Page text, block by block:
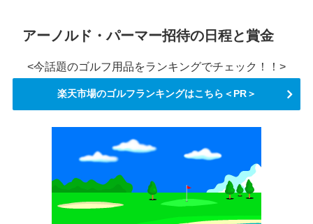
アーノルド・パーマー招待の日程と賞金
<今話題のゴルフ用品をランキングでチェック！！>
楽天市場のゴルフランキングはこちら＜PR＞